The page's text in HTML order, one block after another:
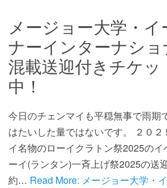
k
n
メージョー大学・
ナーインターナシ
混載送迎付きチケッ
中！
今日のチェンマイも平穏無事で雨期
はたいした量ではないです。 ２０
イ名物のローイクラトン祭2025のイ
ーイ(ランタン)一斉上げ祭2025の送
約… Read More: メージョー大学・